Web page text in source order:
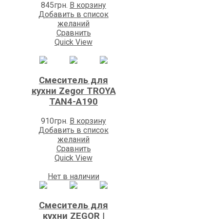
845грн. В корзину
Добавить в список
желаний
Сравнить
Quick View
Смеситель для
кухни Zegor TROYA
TAN4-A190
910грн. В корзину
Добавить в список
желаний
Сравнить
Quick View
Нет в наличии
Смеситель для
кухни ZEGOR |